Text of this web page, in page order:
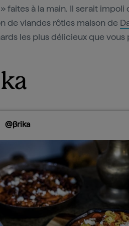
faites à la main. Il serait
de viandes rôties maison de
les plus délicieux que
@βrika